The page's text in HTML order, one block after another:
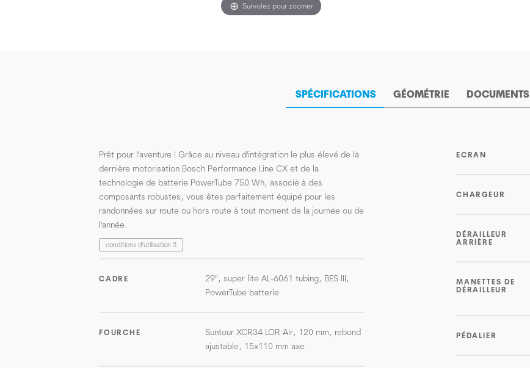
Survolez pour zoomer
SPÉCIFICATIONS GÉOMÉTRIE DOCUMENTS
Prêt pour l'aventure ! Grâce au niveau d'intégration le plus élevé de la
dernière motorisation Bosch Performance Line CX et de la
technologie de batterie PowerTube 750 Wh, associé à des
composants robustes, vous êtes parfaitement équipé pour les
randonnées sur route ou hors route à tout moment de la journée ou de
l'année.
conditions d'utilisation 3
CADRE
29", super lite AL-6061 tubing, BES III,
PowerTube batterie
FOURCHE
Suntour XCR34 LOR Air, 120 mm, rebond
ajustable, 15x110 mm axe
ECRAN
CHARGEUR
DÉRAILLEUR
ARRIÈRE
MANETTES DE
DÉRAILLEUR
PÉDALIER